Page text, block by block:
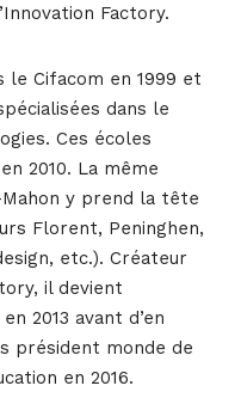
Factory.
le Cifacom en 1999 et
dans le
Ces écoles
2010. La même
y prend la tête
Florent, Peninghen,
etc.). Créateur
il devient
2013 avant d’en
président monde de
en 2016.